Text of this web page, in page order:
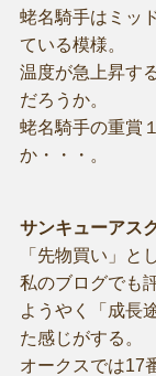
蛯名騎手はミッ
ている模様。
温度が急上昇す
だろうか。
蛯名騎手の重賞
か・・・。
サンキューアス
「先物買い」と
私のブログでも
ようやく「成長
た感じがする。
オークスでは17